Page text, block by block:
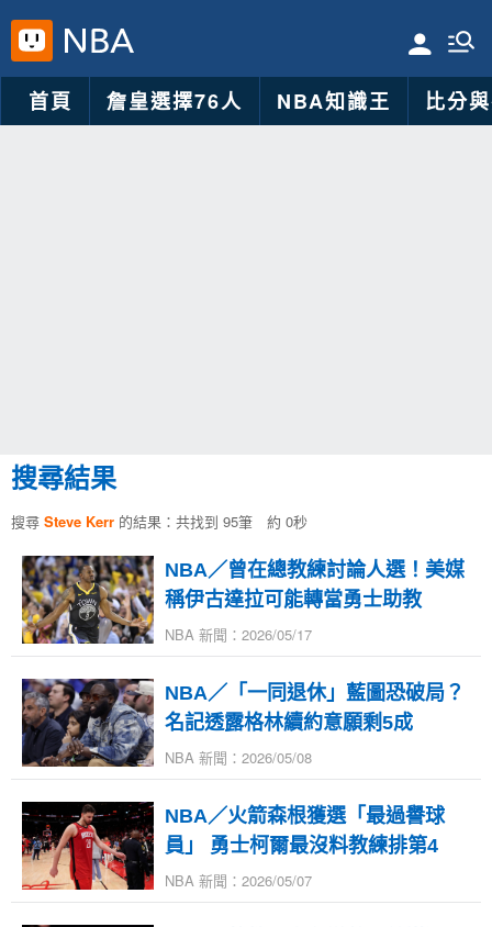
首頁 詹皇選擇76人 NBA知識王 比分
搜尋結果
搜尋 Steve Kerr 的結果：共找到 95筆 約 0秒
NBA／曾在總教練討論人選！美媒
稱伊古達拉可能轉當勇士助教
NBA 新聞：2026/05/17
NBA／「一同退休」藍圖恐破局？
名記透露格林續約意願剩5成
NBA 新聞：2026/05/08
NBA／火箭森根獲選「最過譽球
員」 勇士柯爾最沒料教練排第4
NBA 新聞：2026/05/07